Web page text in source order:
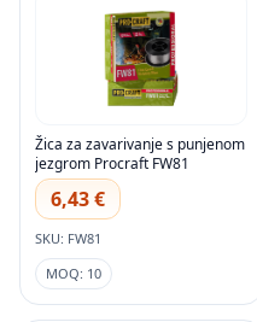
Žica za zavarivanje s punjenom
jezgrom Procraft FW81
6,43 €
SKU: FW81
MOQ: 10